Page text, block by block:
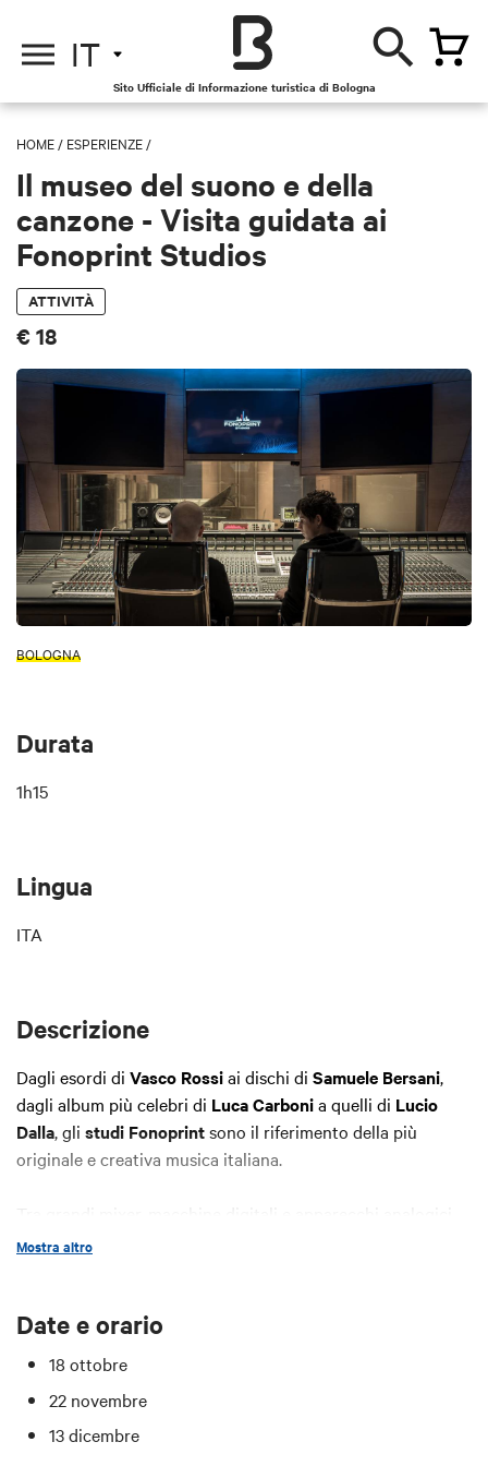
IT
Sito Ufficiale di Informazione turistica di Bologna
HOME / ESPERIENZE /
Il museo del suono e della
canzone - Visita guidata ai
Fonoprint Studios
ATTIVITÀ
€ 18
BOLOGNA
Durata
1h15
Lingua
ITA
Descrizione
Dagli esordi di Vasco Rossiai dischi di Samuele Bersani,
dagli album più celebri di Luca Carbonia quelli di Lucio
Dalla, gli studi Fonoprintsono il riferimento della più
originale e creativa musica italiana.
oggi Fonoprint è un ‘
tante idee di diventare canzoni entrate nella storia della
Le visite guidate, condotte da
Fonoprint e ‘memoria storica’ degli studi e dal giornalista e
Mostra altro
Date e orario
18 ottobre
22 novembre
13 dicembre